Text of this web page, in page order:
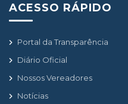
ACESSO RÁPIDO
Portal da Transparência
Diário Oficial
Nossos Vereadores
Notícias